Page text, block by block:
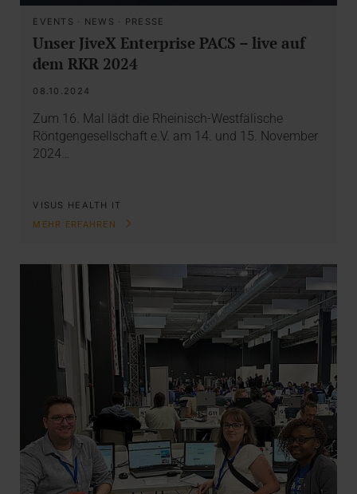
EVENTS · NEWS · PRESSE
Unser JiveX Enterprise PACS – live auf
dem RKR 2024
08.10.2024
Zum 16. Mal lädt die Rheinisch-Westfälische
Röntgengesellschaft e.V. am 14. und 15. November
2024…
VISUS HEALTH IT
MEHR ERFAHREN